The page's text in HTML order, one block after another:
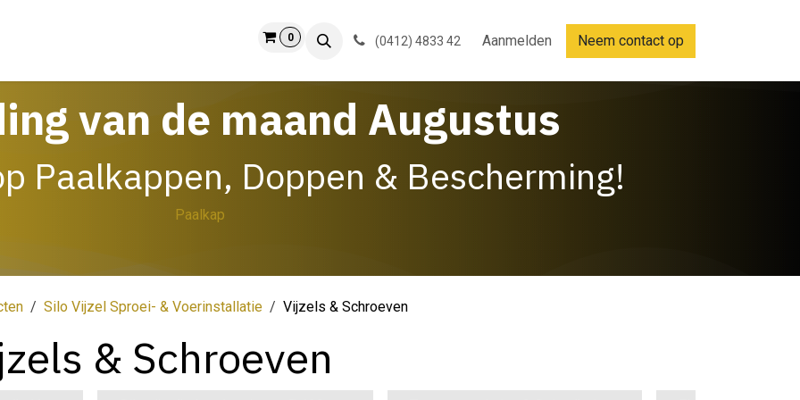
0 (0412) 4833 42 Aanmelden Neem contact op
van de maand Augustus
Paalkappen, Doppen & Bescherming!
Paalkap
Silo Vijzel Sproei- & Voerinstallatie Vijzels & Schroeven
& Schroeven